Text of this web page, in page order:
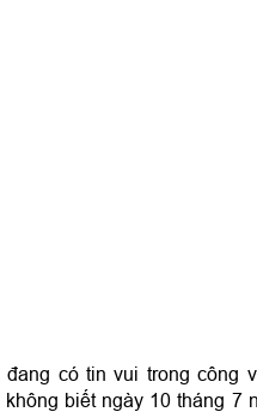
đang có tin vui trong công
biết ngày 10 tháng 7